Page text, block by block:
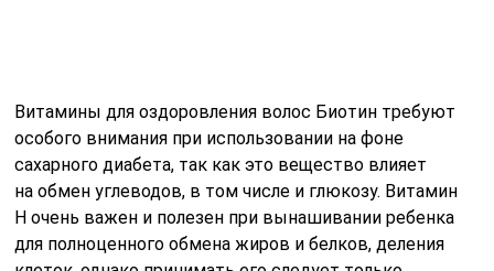
«Заказала лекарство на одном небезызвестном
американском сайте биодобавок. Я довольна. Волосы
стали выглядеть заметно лучше, перестали выпадать,
легко поддаются укладке. Очень шелковистые
на ощупь, но в то же время прекрасно сохраняют